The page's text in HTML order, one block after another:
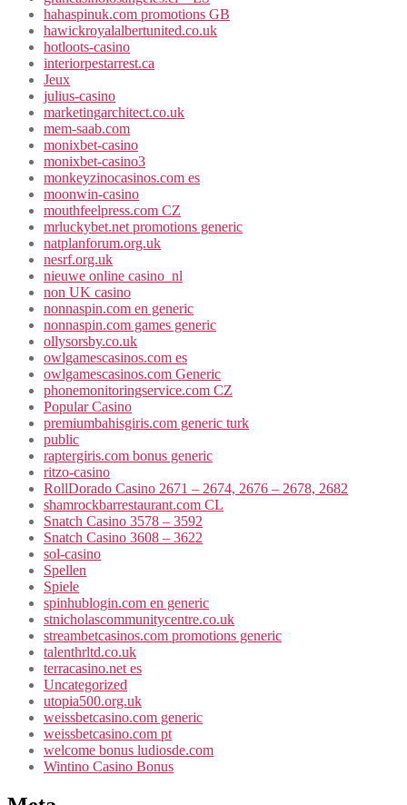
hahaspinuk.com promotions GB
hawickroyalalbertunited.co.uk
hotloots-casino
interiorpestarrest.ca
Jeux
julius-casino
marketingarchitect.co.uk
mem-saab.com
monixbet-casino
monixbet-casino3
monkeyzinocasinos.com es
moonwin-casino
mouthfeelpress.com CZ
mrluckybet.net promotions generic
natplanforum.org.uk
nesrf.org.uk
nieuwe online casino_nl
non UK casino
nonnaspin.com en generic
nonnaspin.com games generic
ollysorsby.co.uk
owlgamescasinos.com es
owlgamescasinos.com Generic
phonemonitoringservice.com CZ
Popular Casino
premiumbahisgiris.com generic turk
public
raptergiris.com bonus generic
ritzo-casino
RollDorado Casino 2671 – 2674, 2676 – 2678, 2682
shamrockbarrestaurant.com CL
Snatch Casino 3578 – 3592
Snatch Casino 3608 – 3622
sol-casino
Spellen
Spiele
spinhublogin.com en generic
stnicholascommunitycentre.co.uk
streambetcasinos.com promotions generic
talenthrltd.co.uk
terracasino.net es
Uncategorized
utopia500.org.uk
weissbetcasino.com generic
weissbetcasino.com pt
welcome bonus ludiosde.com
Wintino Casino Bonus